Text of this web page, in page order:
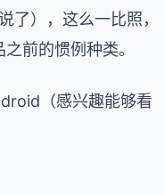
了），这么一比照，
前的惯例种类。
（感兴趣能够看